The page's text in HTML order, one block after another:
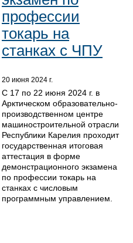
профессии
токарь на
станках с ЧПУ
20 июня 2024 г.
С 17 по 22 июня 2024 г. в
Арктическом образовательно-
производственном центре
машиностроительной отрасли
Республики Карелия проходит
государственная итоговая
аттестация в форме
демонстрационного экзамена
по профессии токарь на
станках с числовым
программным управлением.